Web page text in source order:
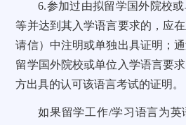
6.参加过由拟留学国外院校
等并达到其入学语言要求的，应
请信）中注明或单独出具证明；
留学国外院校或单位入学语言要
方出具的认可该语言考试的证明。
如果留学工作/学习语言为